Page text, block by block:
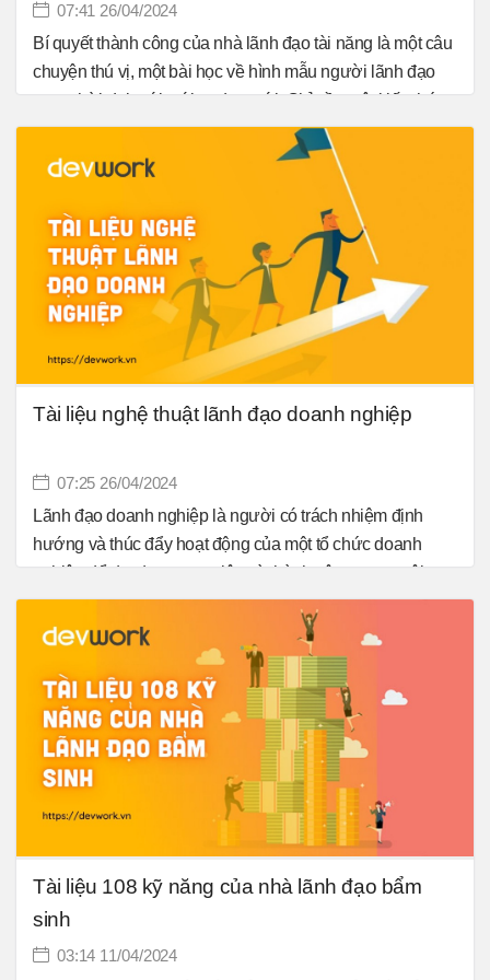
khắc phục những ngộ nhận về quản lý đó và trở thành
Nhà quản lý xuất sắc?
07:41 26/04/2024
Bí quyết thành công của nhà lãnh đạo tài năng là một câu
chuyện thú vị, một bài học về hình mẫu người lãnh đạo
trong thời đại mới, với tư duy mới. Chỉ cần một kiến thức
nền tảng vững chắc và biết cách áp dụng những nguyên
tắc vàng thì bạn sẽ thành công mà không phải trông chờ
vào sự may mắn. Chính bạn mới là người tạo ra sự may
mắn và đem lại điều kỳ diệu cho tổ chức của bạn: giải
phóng mọi trở lực để phát huy cao nhất khả năng làm
việc hiệu quả, khuyến khích tư duy đột phá và tinh thần
không chùn bước trước khó khăn trong đội ngũ nhân viên
của bạn bằng những bí quyết lãnh đạo hiệu quả.
Tài liệu nghệ thuật lãnh đạo doanh nghiệp
07:25 26/04/2024
Lãnh đạo doanh nghiệp là người có trách nhiệm định
hướng và thúc đẩy hoạt động của một tổ chức doanh
nghiệp để đạt được mục tiêu và thành công trong môi
trường kinh doanh. Vai trò của lãnh đạo trong một doanh
nghiệp là rất quan trọng và có sự ảnh hưởng lớn đến sự
phát triển và thành công của tập thể, công ty. Những
người lãnh đạo không chỉ định hướng và thực hiện chiến
lược công ty mà còn giúp đội ngũ nhân viên phát triển và
đạt được mục tiêu chung. Sự lãnh đạo hiệu quả và tâm
huyết của họ đóng vai trò quyết định trong việc đánh bại
đối thủ cạnh tranh và tạo nên sự vượt trội cho doanh
Tài liệu 108 kỹ năng của nhà lãnh đạo bẩm
sinh
03:14 11/04/2024